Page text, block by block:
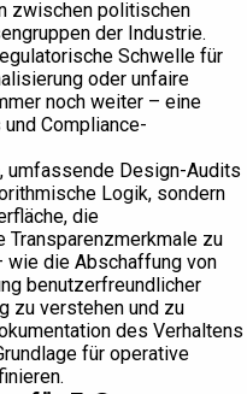
zwischen politischen
der Industrie.
Schwelle für
oder unfaire
noch weiter – eine
Compliance-
umfassende Design-Audits
Logik, sondern
die
Transparenzmerkmale zu
wie die Abschaffung von
benutzerfreundlicher
zu verstehen und zu
des Verhaltens
für operative